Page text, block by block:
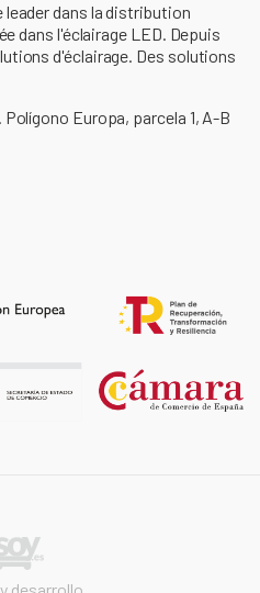
dans la distribution
dans l'éclairage LED. Depuis
d'éclairage. Des solutions
Europa, parcela 1, A-B